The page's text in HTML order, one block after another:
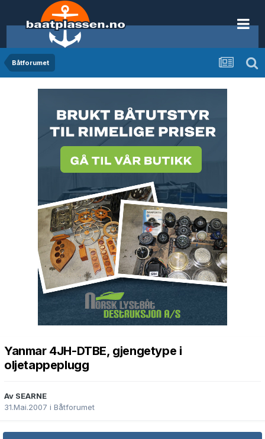
Båtforumet
Yanmar 4JH-DTBE, gjengetype i
oljetappeplugg
Av SEARNE
31.Mai.2007 i Båtforumet